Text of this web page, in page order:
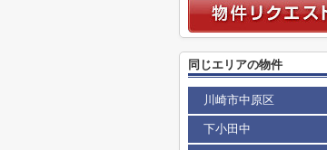
同じエリアの物件
川崎市中原区
下小田中